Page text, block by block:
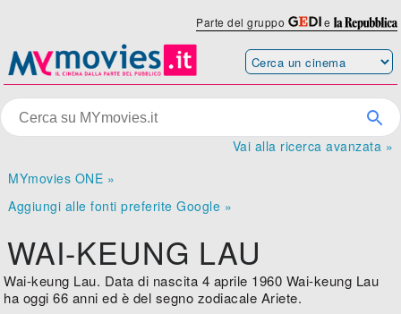
Parte del gruppo e
Vai alla ricerca avanzata »
MYmovies ONE »
Aggiungi alle fonti preferite Google »
WAI-KEUNG LAU
Wai-keung Lau. Data di nascita 4 aprile 1960 Wai-keung Lau
ha oggi 66 anni ed è del segno zodiacale Ariete.